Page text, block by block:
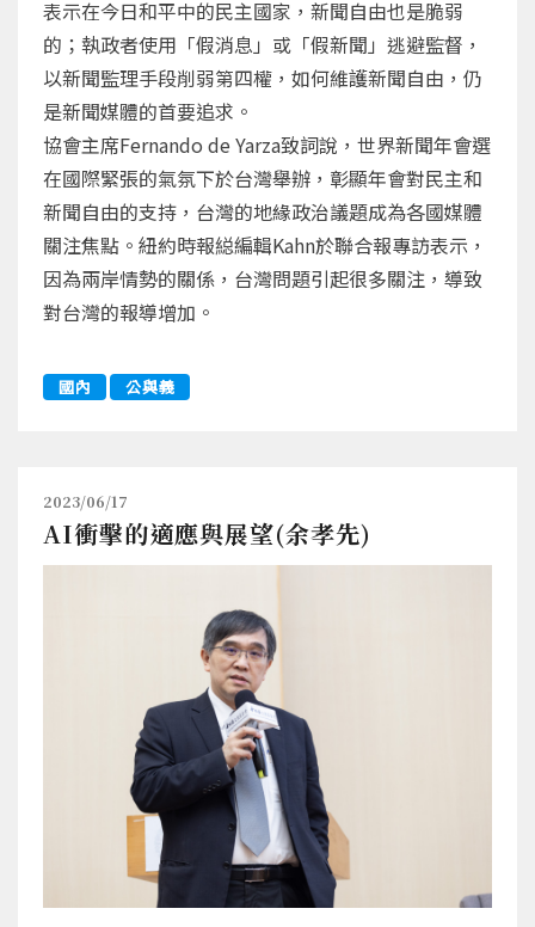
表示在今日和平中的民主國家，新聞自由也是脆弱
的；執政者使用「假消息」或「假新聞」逃避監督，
以新聞監理手段削弱第四權，如何維護新聞自由，仍
是新聞媒體的首要追求。
協會主席Fernando de Yarza致詞說，世界新聞年會選
在國際緊張的氣氛下於台灣舉辦，彰顯年會對民主和
新聞自由的支持，台灣的地緣政治議題成為各國媒體
關注焦點。紐約時報縂編輯Kahn於聯合報專訪表示，
因為兩岸情勢的關係，台灣問題引起很多關注，導致
對台灣的報導增加。
國內 公與義
2023/06/17
AI衝擊的適應與展望(余孝先)